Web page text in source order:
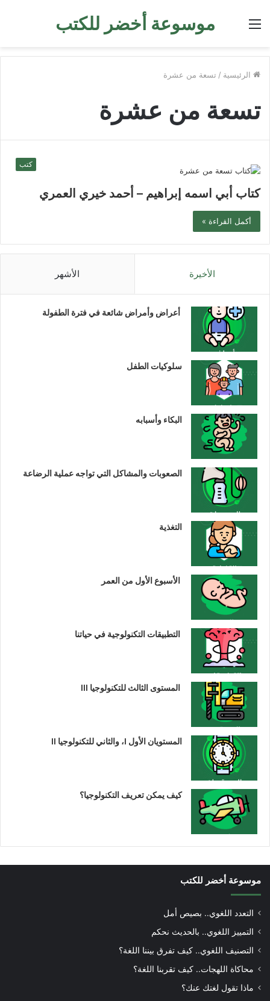
موسوعة أخضر للكتب القائمة
الرئيسية / تسعة من عشرة
تسعة من عشرة
كتب
كتاب أبي اسمه إبراهيم – أحمد خيري العمري
أكمل القراءة »
الأخيرة الأشهر
أعراض وأمراض شائعة في فترة الطفولة
سلوكيات الطفل
البكاء وأسبابه
الصعوبات والمشاكل التي تواجه عملية الرضاعة
التغذية
الأسبوع الأول من العمر
التطبيقات التكنولوجية في حياتنا
المستوى الثالث للتكنولوجيا III
المستويان الأول I، والثاني للتكنولوجيا II
كيف يمكن تعريف التكنولوجيا؟
موسوعة أخضر للكتب
التعدد اللغوي.. بصيص أمل
التمييز اللغوي.. بالحديث نحكم
التصنيف اللغوي.. كيف تفرق بيننا اللغة؟
محاكاة اللهجات.. كيف تقربنا اللغة؟
ماذا تقول لغتك عنك؟